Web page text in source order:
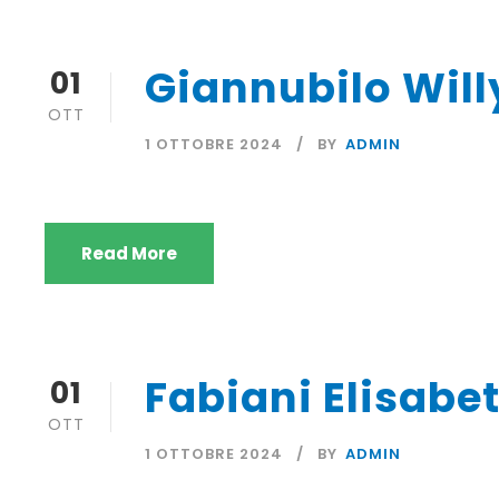
01
OTT Giannubilo
1 OTTOBRE 2024 BY ADMIN
Read More
01
OTT Fabiani
1 OTTOBRE 2024 BY ADMIN